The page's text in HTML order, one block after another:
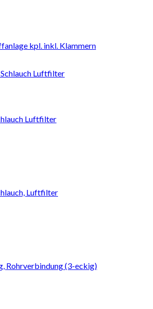
kpl. inkl. Klammern
Luftfilter
Luftfilter
Rohrverbindung (3-eckig)